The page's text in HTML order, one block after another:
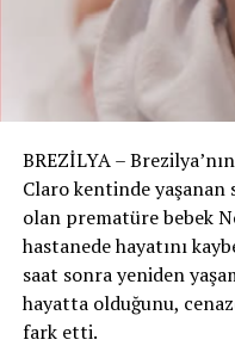
RELATED TOPICS:
Mısır piramitlerinin
Türkiye’de Zayıflama
Reklamların
BREZİLYA –
Claro kentinde yaşanan
olan prematüre bebek
hastanede hayatını
saat sonra yeniden
hayatta olduğunu,
fark etti.